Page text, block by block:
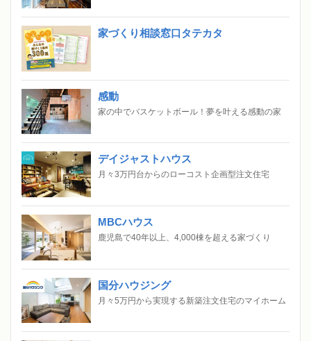
家づくり相談窓口タテカタ
感動
家の中でバスケットボール！夢を叶える感動の家
デイジャストハウス
月々3万円台からのローコスト企画型注文住宅
MBCハウス
鹿児島で40年以上、4,000棟を超える家づくり
国分ハウジング
月々5万円から実現する新築注文住宅のマイホーム